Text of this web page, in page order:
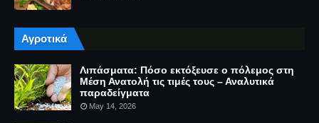
Αγροτικά
Λιπάσματα: Πόσο εκτόξευσε ο πόλεμος στη
Μέση Ανατολή τις τιμές τους – Αναλυτικά
παραδείγματα
May 14, 2026